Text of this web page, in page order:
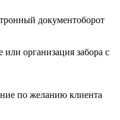
документоборот
организация забора с
по желанию клиента